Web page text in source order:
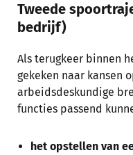
Tweede
bedrijf)
Als terugkeer binnen
gekeken naar kansen
arbeidsdeskundige
functies passend
het opstellen van